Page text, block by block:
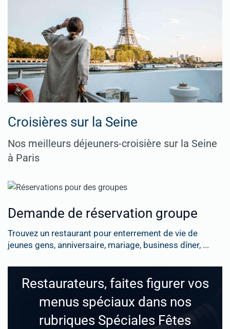
Croisières sur la Seine
Nos meilleurs déjeuners-croisière sur la Seine
à Paris
Demande de réservation groupe
Trouvez un restaurant pour enterrement de vie de
jeunes gens, anniversaire, mariage, business dîner, ...
Restaurateurs, faites figurer vos
menus spéciaux dans nos
rubriques Spéciales Fêtes